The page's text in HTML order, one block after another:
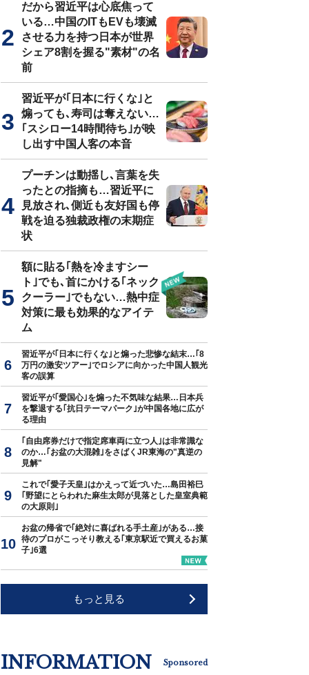
だから習近平は心底焦って
いる…中国のITもEVも壊滅
させる力を持つ日本が世界
シェア8割を握る"素材"の名
前
習近平が｢日本に行くな｣と
煽っても､寿司は奪えない…
｢スシロー14時間待ち｣が映
し出す中国人客の本音
プーチンは動揺し､言葉を失
ったとの指摘も…習近平に
見放され､側近も友好国も停
戦を迫る独裁政権の末期症
状
額に貼る｢熱を冷ますシー
ト｣でも､首にかける｢ネック
クーラー｣でもない…熱中症
対策に最も効果的なアイテ
ム
習近平が｢日本に行くな｣と煽った悲惨な結末…｢8
万円の激安ツアー｣でロシアに向かった中国人観光
客の誤算
習近平が｢愛国心｣を煽った不気味な結果…日本兵
を撃退する｢抗日テーマパーク｣が中国各地に広が
る理由
｢自由席券だけで指定席車両に立つ人｣は非常識な
のか…｢お盆の大混雑｣をさばくJR東海の"真逆の
見解"
これで｢愛子天皇｣はかえって近づいた…島田裕巳
｢野望にとらわれた麻生太郎が見落とした皇室典範
の大原則｣
お盆の帰省で｢絶対に喜ばれる手土産｣がある…接
待のプロがこっそり教える｢東京駅近で買えるお菓
子｣6選
もっと見る
INFORMATION Sponsored